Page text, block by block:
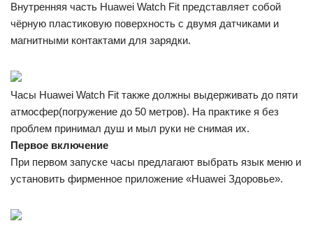
Внутренняя часть Huawei Watch Fit представляет собой
чёрную пластиковую поверхность с двумя датчиками и
магнитными контактами для зарядки.
Часы Huawei Watch Fit также должны выдерживать до пяти
атмосфер(погружение до 50 метров). На практике я без
проблем принимал душ и мыл руки не снимая их.
Первое включение
При первом запуске часы предлагают выбрать язык меню и
установить фирменное приложение «Huawei Здоровье».